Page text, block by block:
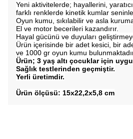
Yeni aktivitelerde; hayallerini,
farklı renklerde kinetik kumlar
Oyun kumu, sıkılabilir ve asla
El ve motor becerileri kazandırır.
Hayal gücünü ve duyuları
Ürün içerisinde bir adet kesici, bir
ve 1000 gr oyun kumu
Ürün; 3 yaş altı çocuklar için
Sağlık testlerinden geçmiştir.
Yerli üretimdir.
Ürün ölçüsü: 15x22,2x5,8 cm